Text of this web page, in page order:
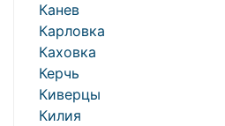
Канев
Карловка
Каховка
Керчь
Киверцы
Килия